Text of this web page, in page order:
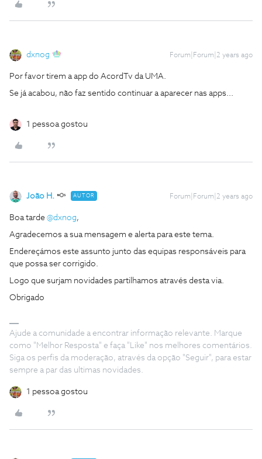
dxnog Forum|Forum|2 years ago
Por favor tirem a app do AcordTv da UMA.
Se já acabou, não faz sentido continuar a aparecer nas apps...
1 pessoa gostou
João H. AUTOR Forum|Forum|2 years ago
Boa tarde @dxnog,
Agradecemos a sua mensagem e alerta para este tema.
Endereçámos este assunto junto das equipas responsáveis para
que possa ser corrigido.
Logo que surjam novidades partilhamos através desta via.
Obrigado
Ajude a comunidade a encontrar informação relevante. Marque
como "Melhor Resposta" e faça "Like" nos melhores comentários.
Siga os perfis da moderação, através da opção "Seguir", para estar
sempre a par das ultimas novidades.
1 pessoa gostou